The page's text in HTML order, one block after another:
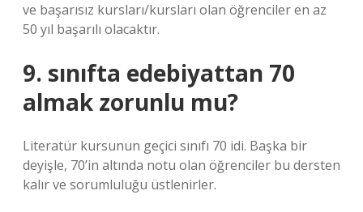
ve başarısız kursları/kursları olan öğrenciler en az
50 yıl başarılı olacaktır.
9. sınıfta edebiyattan 70
almak zorunlu mu?
Literatür kursunun geçici sınıfı 70 idi. Başka bir
deyişle, 70’in altında notu olan öğrenciler bu dersten
kalır ve sorumluluğu üstlenirler.